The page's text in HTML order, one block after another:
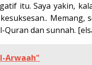
itu. Saya yakin,
Quran dan sunnah.
Arwaah"